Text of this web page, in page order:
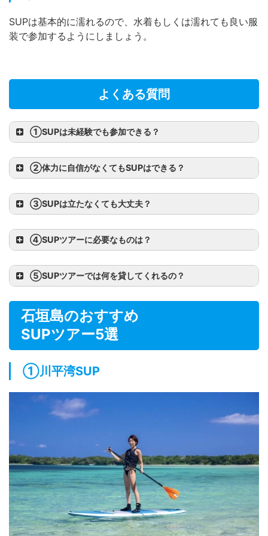
SUPは基本的に濡れるので、水着もしくは濡れても良い服
装で参加するようにしましょう。
よくある質問
①SUPは未経験でも参加できる？
②体力に自信がなくてもSUPはできる？
③SUPは立たなくても大丈夫？
④SUPツアーに必要なものは？
⑤SUPツアーでは何を貸してくれるの？
石垣島のおすすめ
SUPツアー5選
①川平湾SUP